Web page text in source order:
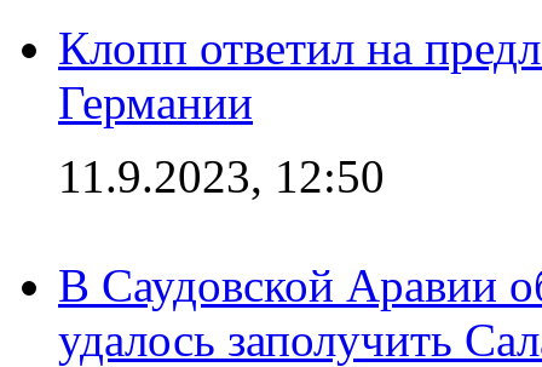
Клопп ответил на
Германии
11.9.2023, 12:50
В Саудовской Аравии
удалось заполучить